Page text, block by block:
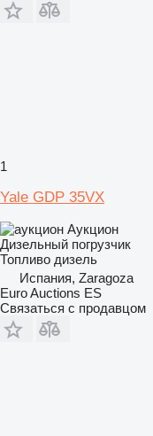
1
Yale GDP 35VX
Аукцион
Дизельный погрузчик
Топливо дизель
Испания, Zaragoza
Euro Auctions ES
Связаться с продавцом